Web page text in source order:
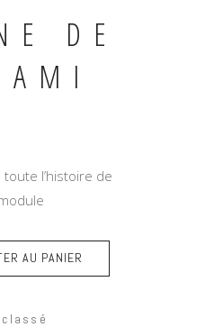
DE
l’histoire de
AU PANIER
classé